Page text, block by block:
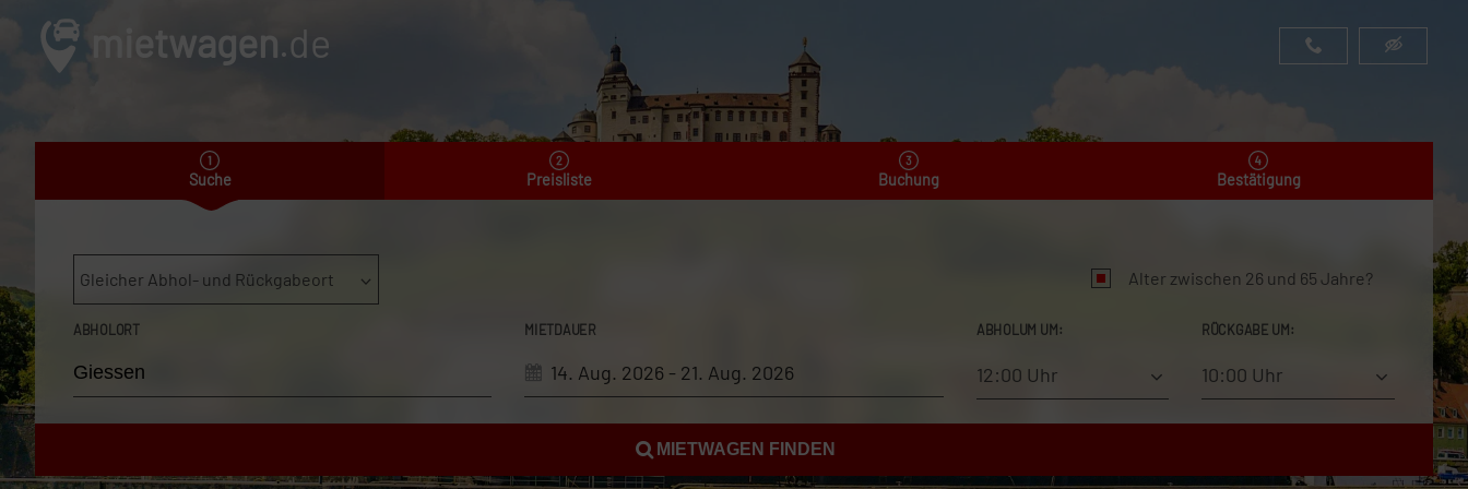
mietwagen.de
Suche Preisliste Buchung Bestätigung
Gleicher Abhol- und Rückgabeort Alter zwischen 26 und 65 Jahre?
ABHOLORT MIETDAUER ABHOLUM UM:
12:00 Uhr
RÜCKGABE UM:
10:00 Uhr
MIETWAGEN FINDEN